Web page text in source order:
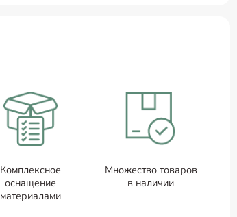
Комплексное
оснащение
материалами
Множество товаров
в наличии